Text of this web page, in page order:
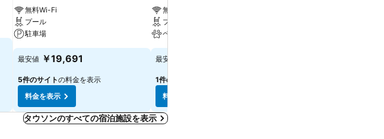
無料Wi-Fi
プール
駐車場
最安値 ￥19,691
5件のサイトの料金を表示
料金を表示
無料Wi-Fi
プール
ペット可
最安値
1件のサイト
料金を表示
タウソンのすべての宿泊施設を表示